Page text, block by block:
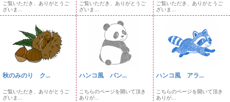
ご覧いただき、ありがとうご
ざいま...
ご覧いただき、ありがとうご
ざいま...
ご覧いただき、ありがとうご
ざいま...
秋のみのり ク...
ご覧いただき、ありがとうご
ざいま...
ハンコ風 パン...
こちらのページを開いて頂き
ありが...
ハンコ風 アラ...
こちらのページを開いて頂き
ありが...